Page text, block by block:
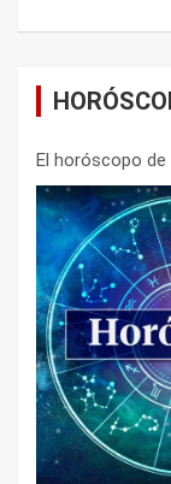
El horóscopo